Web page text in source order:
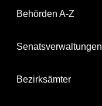
Behörden A-Z
Senatsverwaltungen
Bezirksämter